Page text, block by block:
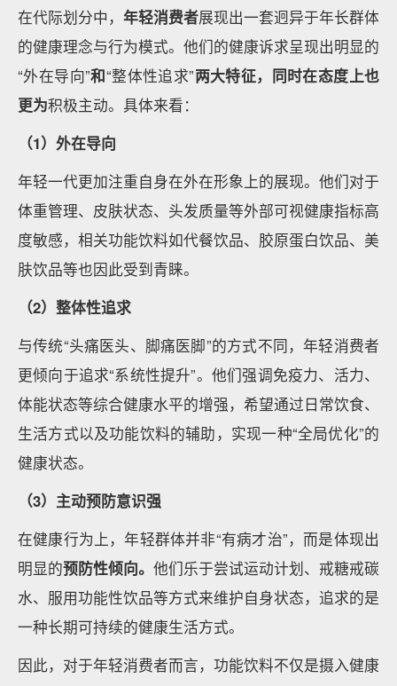
在代际划分中， 年轻消费者展现出一套迥异于年长群体
的健康理念与行为模式。他们的健康诉求呈现出明显的
“外在导向”和“整体性追求”两大特征，同时在态度上也
更为积极主动。具体来看：
（1）外在导向
年轻一代更加注重自身在外在形象上的展现。他们对于
体重管理、皮肤状态、头发质量等外部可视健康指标高
度敏感，相关功能饮料如代餐饮品、胶原蛋白饮品、美
肤饮品等也因此受到青睐。
（2）整体性追求
与传统“头痛医头、脚痛医脚”的方式不同，年轻消费者
更倾向于追求“系统性提升”。他们强调免疫力、活力、
体能状态等综合健康水平的增强，希望通过日常饮食、
生活方式以及功能饮料的辅助，实现一种“全局优化”的
健康状态。
（3）主动预防意识强
在健康行为上，年轻群体并非“有病才治”，而是体现出
明显的预防性倾向。 他们乐于尝试运动计划、戒糖戒碳
水、服用功能性饮品等方式来维护自身状态，追求的是
一种长期可持续的健康生活方式。
因此，对于年轻消费者而言，功能饮料不仅是摄入健康